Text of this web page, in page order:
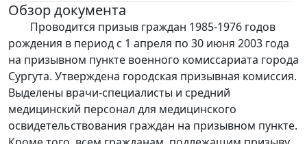
Обзор документа
Проводится призыв граждан 1985-1976 годов
рождения в период с 1 апреля по 30 июня 2003 года
на призывном пункте военного комиссариата города
Сургута. Утверждена городская призывная комиссия.
Выделены врачи-специалисты и средний
медицинский персонал для медицинского
освидетельствования граждан на призывном пункте.